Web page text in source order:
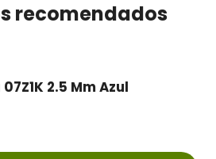
recomendados
2.5 Mm Azul